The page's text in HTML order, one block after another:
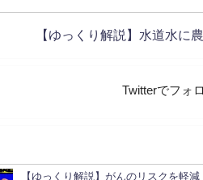
【ゆっくり解説】水道水に
Twitterでフォ
【ゆっくり解説】がんのリスクを軽減